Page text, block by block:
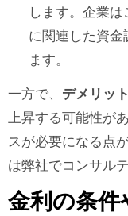
します。企業
に関連した資金
ます。
一方で、 デメリット
上昇する可能性が
スが必要になる点
は弊社でコンサル
金利の条